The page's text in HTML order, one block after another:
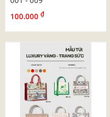
100.000 ₫